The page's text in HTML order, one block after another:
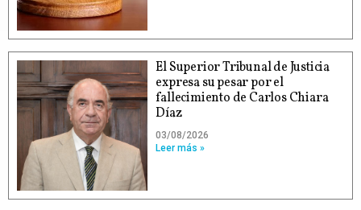
El Superior Tribunal de Justicia
expresa su pesar por el
fallecimiento de Carlos Chiara
Díaz
03/08/2026
Leer más »